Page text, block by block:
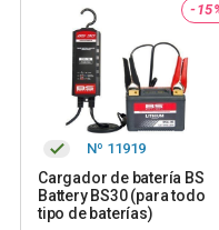
-
Nº 11919
Cargador de batería BS
Battery BS30 (para todo
tipo de baterías)